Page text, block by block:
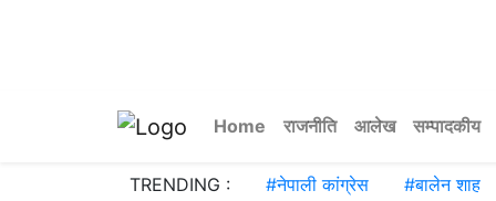
Home राजनीति आलेख सम्पादकीय
TRENDING : #नेपाली कांग्रेस #बालेन शाह